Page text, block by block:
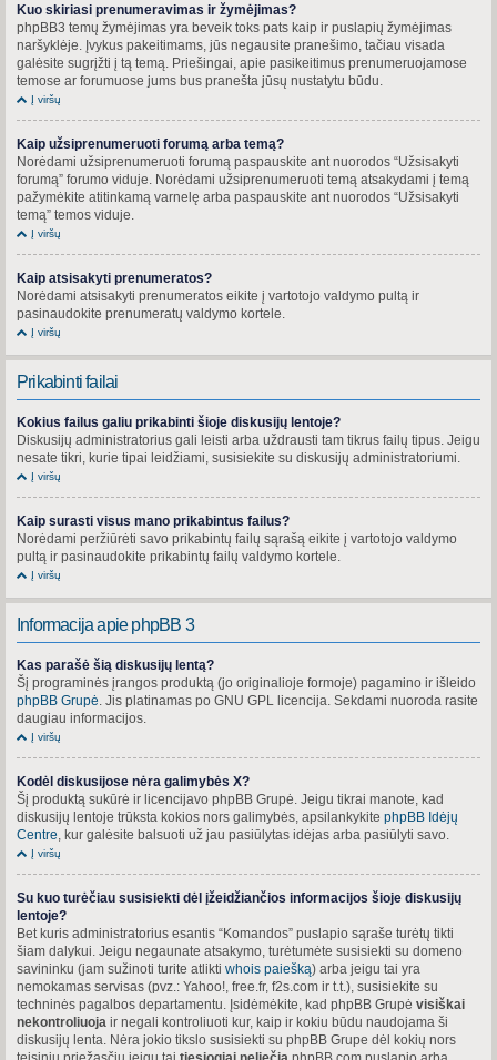
Kuo skiriasi prenumeravimas ir žymėjimas?
phpBB3 temų žymėjimas yra beveik toks pats kaip ir puslapių žymėjimas
naršyklėje. Įvykus pakeitimams, jūs negausite pranešimo, tačiau visada
galėsite sugrįžti į tą temą. Priešingai, apie pasikeitimus prenumeruojamose
temose ar forumuose jums bus pranešta jūsų nustatytu būdu.
Į viršų
Kaip užsiprenumeruoti forumą arba temą?
Norėdami užsiprenumeruoti forumą paspauskite ant nuorodos “Užsisakyti
forumą” forumo viduje. Norėdami užsiprenumeruoti temą atsakydami į temą
pažymėkite atitinkamą varnelę arba paspauskite ant nuorodos “Užsisakyti
temą” temos viduje.
Į viršų
Kaip atsisakyti prenumeratos?
Norėdami atsisakyti prenumeratos eikite į vartotojo valdymo pultą ir
pasinaudokite prenumeratų valdymo kortele.
Į viršų
Prikabinti failai
Kokius failus galiu prikabinti šioje diskusijų lentoje?
Diskusijų administratorius gali leisti arba uždrausti tam tikrus failų tipus. Jeigu
nesate tikri, kurie tipai leidžiami, susisiekite su diskusijų administratoriumi.
Į viršų
Kaip surasti visus mano prikabintus failus?
Norėdami peržiūrėti savo prikabintų failų sąrašą eikite į vartotojo valdymo
pultą ir pasinaudokite prikabintų failų valdymo kortele.
Į viršų
Informacija apie phpBB 3
Kas parašė šią diskusijų lentą?
Šį programinės įrangos produktą (jo originalioje formoje) pagamino ir išleido
phpBB Grupė . Jis platinamas po GNU GPL licencija. Sekdami nuoroda rasite
daugiau informacijos.
Į viršų
Kodėl diskusijose nėra galimybės X?
Šį produktą sukūrė ir licencijavo phpBB Grupė. Jeigu tikrai manote, kad
diskusijų lentoje trūksta kokios nors galimybės, apsilankykite phpBB Idėjų
Centre , kur galėsite balsuoti už jau pasiūlytas idėjas arba pasiūlyti savo.
Į viršų
Su kuo turėčiau susisiekti dėl įžeidžiančios informacijos šioje diskusijų
lentoje?
Bet kuris administratorius esantis “Komandos” puslapio sąraše turėtų tikti
šiam dalykui. Jeigu negaunate atsakymo, turėtumėte susisiekti su domeno
savininku (jam sužinoti turite atlikti whois paiešką) arba jeigu tai yra
nemokamas servisas (pvz.: Yahoo!, free.fr, f2s.com ir t.t.), susisiekite su
techninės pagalbos departamentu. Įsidėmėkite, kad phpBB Grupė visiškai
nekontroliuoja ir negali kontroliuoti kur, kaip ir kokiu būdu naudojama ši
diskusijų lenta. Nėra jokio tikslo susisiekti su phpBB Grupe dėl kokių nors